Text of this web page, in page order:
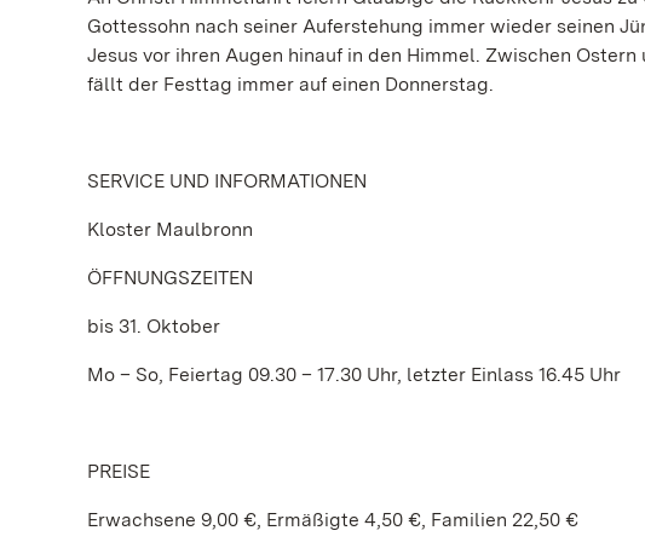
Gottessohn nach seiner Auferstehung immer wieder seinen
Jesus vor ihren Augen hinauf in den Himmel. Zwischen
fällt der Festtag immer auf einen Donnerstag.
SERVICE UND INFORMATIONEN
Kloster Maulbronn
ÖFFNUNGSZEITEN
bis 31. Oktober
Mo – So, Feiertag 09.30 – 17.30 Uhr, letzter Einlass 16.45 Uhr
PREISE
Erwachsene 9,00 €, Ermäßigte 4,50 €, Familien 22,50 €